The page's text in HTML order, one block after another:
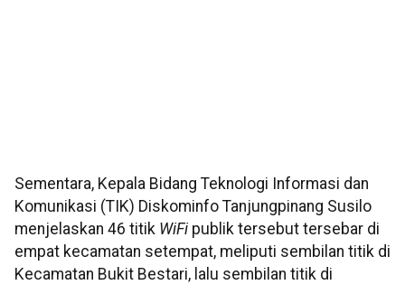
Sementara, Kepala Bidang Teknologi Informasi dan
Komunikasi (TIK) Diskominfo Tanjungpinang Susilo
menjelaskan 46 titik WiFi publik tersebut tersebar di
empat kecamatan setempat, meliputi sembilan titik di
Kecamatan Bukit Bestari, lalu sembilan titik di